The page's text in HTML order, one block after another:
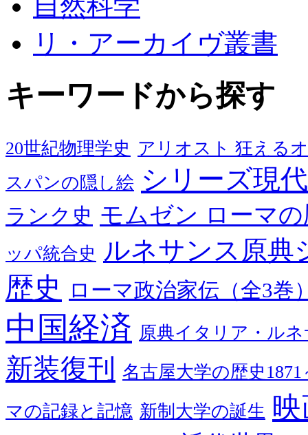
自然科学
リ・アーカイヴ叢書
キーワードから探す
20世紀物理学史 アリオスト 狂える
スパンの隠し絵 シリーズ現
ランク史 モムゼン ローマ
ッパ統合史 ルネサンス原典
歴史 ローマ政治家伝（全3巻
中国経済 原典イタリア・ル
新装復刊 名古屋大学の歴史1871
マの記録と記憶 新制大学の誕生